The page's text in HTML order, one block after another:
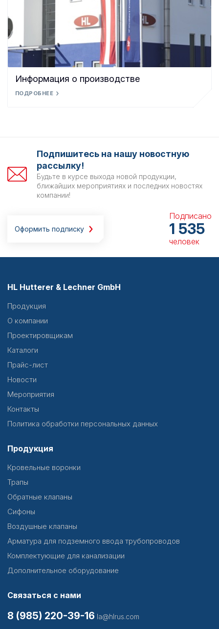
Информация о производстве
ПОДРОБНЕЕ
Подпишитесь на нашу новостную
рассылку!
Будьте в курсе выхода новой продукции,
ближайших мероприятиях и последних новостях
компании!
Оформить подписку
Подписано
1 535
человек
HL Hutterer & Lechner GmbH
Продукция
О компании
Проектировщикам
Каталоги
Прайс-лист
Новости
Мероприятия
Контакты
Политика обработки персональных данных
Продукция
Кровельные воронки
Трапы
Обратные клапаны
Сифоны
Воздушные клапаны
Арматура для подземного ввода трубопроводов
Комплектующие для канализации
Дополнительное оборудование
Связаться с нами
8 (985) 220-39-16 la@hlrus.com